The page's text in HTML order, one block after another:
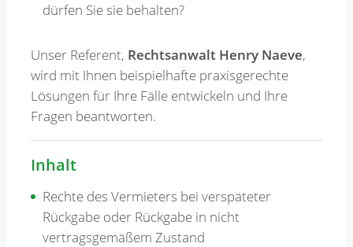
dürfen Sie sie behalten?
Unser Referent, Rechtsanwalt Henry Naeve,
wird mit Ihnen beispielhafte praxisgerechte
Lösungen für Ihre Fälle entwickeln und Ihre
Fragen beantworten.
Inhalt
Rechte des Vermieters bei verspäteter
Rückgabe oder Rückgabe in nicht
vertragsgemäßem Zustand